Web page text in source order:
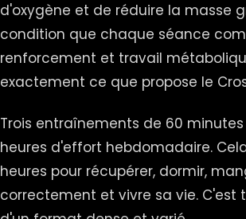
d'oxygène et de réduire la masse
condition que chaque séance
renforcement et travail
exactement ce que propose le
Trois entraînements de 60
heures d'effort hebdomadaire.
heures pour récupérer, dormir,
correctement et vivre sa vie. C'est